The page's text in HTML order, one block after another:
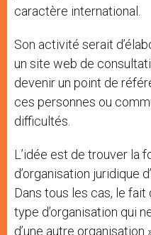
caractère international.
Son activité serait
un site web de
devenir un point de
ces personnes ou
difficultés.
L’idée est de trouver la
d’organisation juridique
Dans tous les cas, le fait
type d’organisation qui
d’une autre organisation